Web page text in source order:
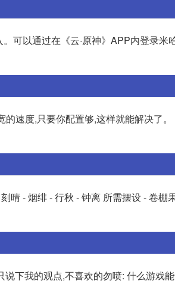
可以通过在《云·原神》APP内登录米
速度,只要你配置够,这样就能解决了
晴 - 烟绯 - 行秋 - 钟离 所需摆设 - 卷棚
下我的观点,不喜欢的勿喷: 什么游戏